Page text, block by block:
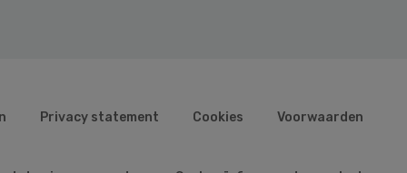
Privacy statement Cookies Voorwaarden